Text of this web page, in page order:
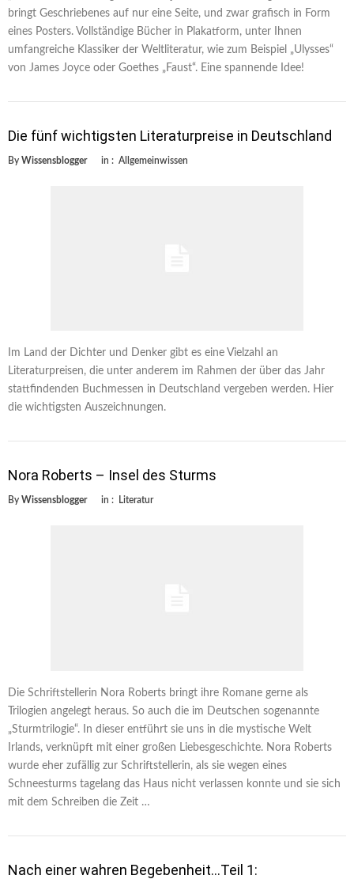
bringt Geschriebenes auf nur eine Seite, und zwar grafisch in Form
eines Posters. Vollständige Bücher in Plakatform, unter Ihnen
umfangreiche Klassiker der Weltliteratur, wie zum Beispiel „Ulysses“
von James Joyce oder Goethes „Faust“. Eine spannende Idee!
Die fünf wichtigsten Literaturpreise in Deutschland
By Wissensblogger in : Allgemeinwissen
Im Land der Dichter und Denker gibt es eine Vielzahl an
Literaturpreisen, die unter anderem im Rahmen der über das Jahr
stattfindenden Buchmessen in Deutschland vergeben werden. Hier
die wichtigsten Auszeichnungen.
Nora Roberts – Insel des Sturms
By Wissensblogger in : Literatur
Die Schriftstellerin Nora Roberts bringt ihre Romane gerne als
Trilogien angelegt heraus. So auch die im Deutschen sogenannte
„Sturmtrilogie“. In dieser entführt sie uns in die mystische Welt
Irlands, verknüpft mit einer großen Liebesgeschichte. Nora Roberts
wurde eher zufällig zur Schriftstellerin, als sie wegen eines
Schneesturms tagelang das Haus nicht verlassen konnte und sie sich
mit dem Schreiben die Zeit …
Nach einer wahren Begebenheit…Teil 1: